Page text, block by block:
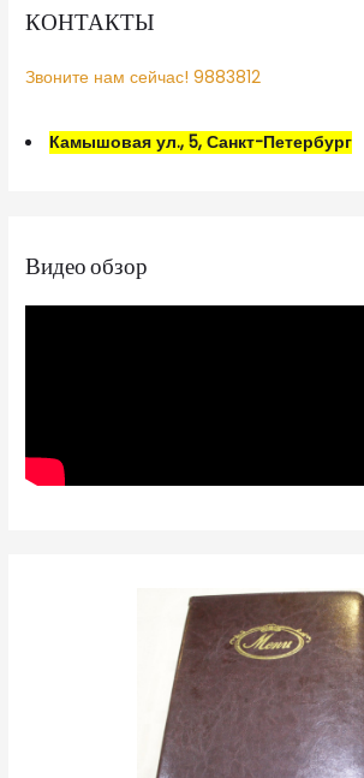
КОНТАКТЫ
Звоните нам сейчас! 9883812
Камышовая ул., 5, Санкт-Петербург
Видео обзор